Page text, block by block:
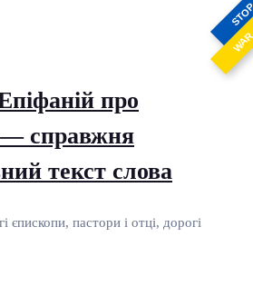
про
— справжня
текст слова
пастори і отці, дорогі